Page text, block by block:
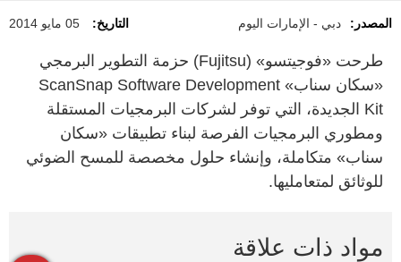
المصدر: دبي - الإمارات اليوم التاريخ: 05 مايو 2014
طرحت «فوجيتسو» (Fujitsu) حزمة التطوير البرمجي
«سكان سناب» ScanSnap Software Development
Kit الجديدة، التي توفر لشركات البرمجيات المستقلة
ومطوري البرمجيات الفرصة لبناء تطبيقات «سكان
سناب» متكاملة، وإنشاء حلول مخصصة للمسح الضوئي
للوثائق لمتعامليها.
مواد ذات علاقة